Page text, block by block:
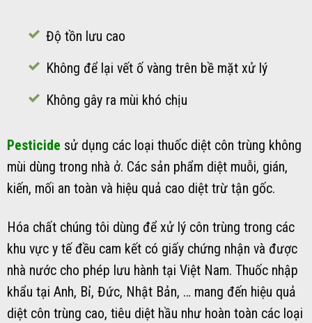
Độ tồn lưu cao
Không để lại vết ố vàng trên bề mặt xử lý
Không gây ra mùi khó chịu
Pesticide sử dụng các loại thuốc diệt côn trùng không
mùi dùng trong nhà ở. Các sản phẩm diệt muỗi, gián,
kiến, mối an toàn và hiệu quả cao diệt trừ tận gốc.
Hóa chất chúng tôi dùng để xử lý côn trùng trong các
khu vực y tế đều cam kết có giấy chứng nhận và được
nhà nước cho phép lưu hành tại Việt Nam. Thuốc nhập
khẩu tại Anh, Bỉ, Đức, Nhật Bản, … mang đến hiệu quả
diệt côn trùng cao, tiêu diệt hầu như hoàn toàn các loại